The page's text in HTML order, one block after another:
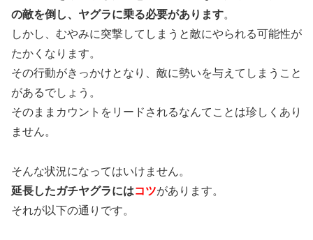
の敵を倒し、ヤグラに乗る必要があります。
しかし、むやみに突撃してしまうと敵にやられる可能性が
たかくなります。
その行動がきっかけとなり、敵に勢いを与えてしまうこと
があるでしょう。
そのままカウントをリードされるなんてことは珍しくあり
ません。
そんな状況になってはいけません。
延長したガチヤグラにはコツがあります。
それが以下の通りです。